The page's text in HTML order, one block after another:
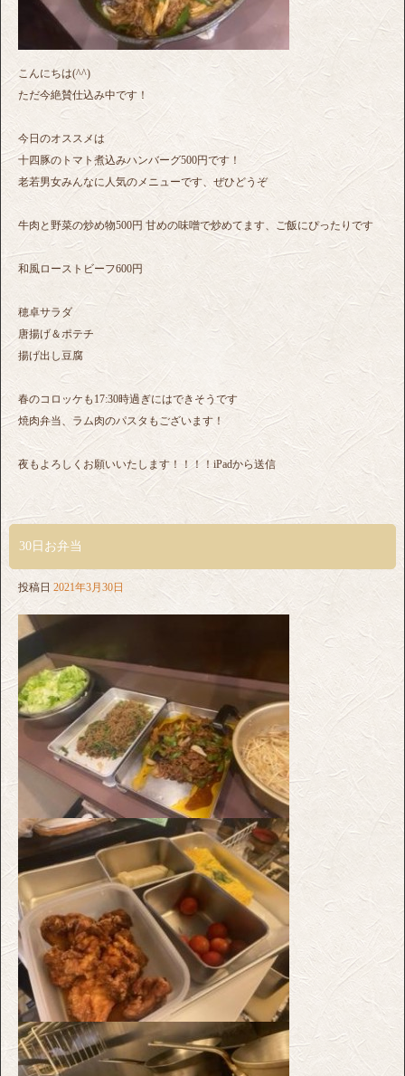
こんにちは(^^)
ただ今絶賛仕込み中です！
今日のオススメは
十四豚のトマト煮込みハンバーグ500円です！
老若男女みんなに人気のメニューです、ぜひどうぞ
牛肉と野菜の炒め物500円 甘めの味噌で炒めてます、ご飯にぴったりです
和風ローストビーフ600円
穂卓サラダ
唐揚げ＆ポテチ
揚げ出し豆腐
春のコロッケも17:30時過ぎにはできそうです
焼肉弁当、ラム肉のパスタもございます！
夜もよろしくお願いいたします！！！！iPadから送信
30日お弁当
投稿日 2021年3月30日